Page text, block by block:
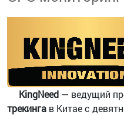
KingNeed — ведущий
трекинга в Китае с